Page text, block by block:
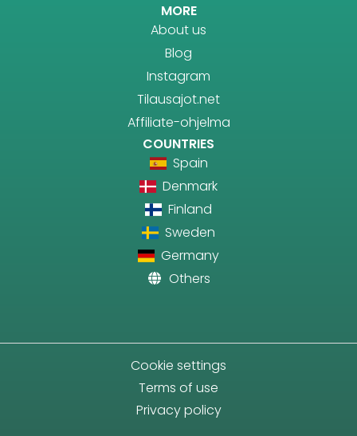
MORE
About us
Blog
Instagram
Tilausajot.net
Affiliate-ohjelma
COUNTRIES
Spain
Denmark
Finland
Sweden
Germany
Others
Cookie settings
Terms of use
Privacy policy